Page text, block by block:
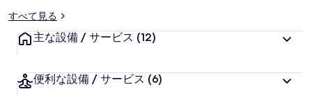
件
の
ミ
すべて見る
主な設備 / サービス (12)
便利な設備 / サービス (6)